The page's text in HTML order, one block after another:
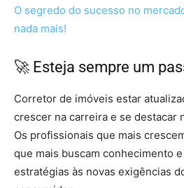
O segredo do sucesso no
nada mais!
🚀 Esteja sempre um
Corretor de imóveis estar
crescer na carreira e se destacar
Os profissionais que mais
que mais buscam conhecimento
estratégias às novas exigências